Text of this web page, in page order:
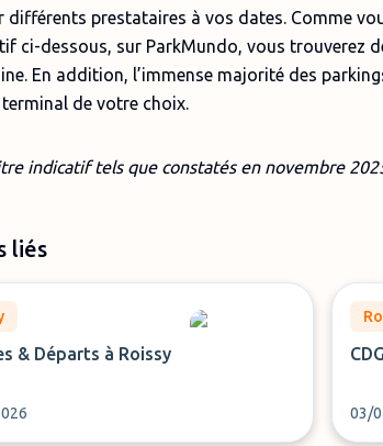
différents prestataires à vos dates. Comme
ci-dessous, sur ParkMundo, vous trouverez
En addition, l’immense majorité des
terminal de votre choix.
indicatif tels que constatés en novembre
liés
& Départs à Roissy
03/